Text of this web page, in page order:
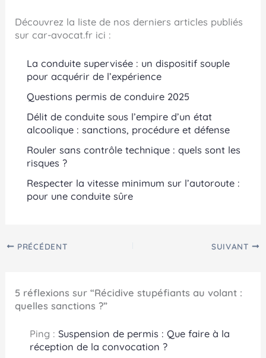
Découvrez la liste de nos derniers articles publiés
sur car-avocat.fr ici :
La conduite supervisée : un dispositif souple
pour acquérir de l’expérience
Questions permis de conduire 2025
Délit de conduite sous l’empire d’un état
alcoolique : sanctions, procédure et défense
Rouler sans contrôle technique : quels sont les
risques ?
Respecter la vitesse minimum sur l’autoroute :
pour une conduite sûre
PRÉCÉDENT SUIVANT
5 réflexions sur “Récidive stupéfiants au volant :
quelles sanctions ?”
Ping : Suspension de permis : Que faire à la
réception de la convocation ?